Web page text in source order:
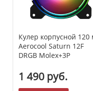
Кулер корпусной 120
Aerocool Saturn 12F
DRGB Molex+3P
1 490 руб.